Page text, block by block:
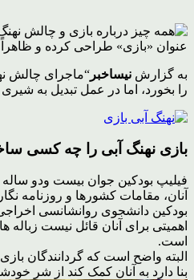
عنوان «بازی» طراحی کرده و ظاهراً
به گزارش نیساخبر “ماجرای چالش
را بخورد، اما در عمل تبدیل به
بازی نهنگ آبی را چه کسی
آنان، مقامات کشورها و روزنامه
بودکین دانشجوی روانشانسی
اهمیتی برای آنان قائل نیست
است.
البته واضح است که گردانندگان
بنا دارد به آنان کمک کند از شر